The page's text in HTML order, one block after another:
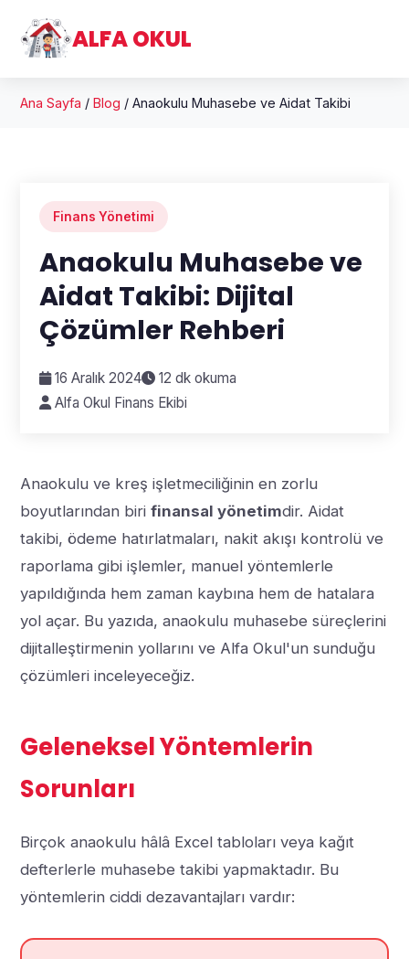
ALFA OKUL
Ana Sayfa /Blog /Anaokulu Muhasebe ve Aidat Takibi
Finans Yönetimi
Anaokulu Muhasebe ve
Aidat Takibi: Dijital
Çözümler Rehberi
16 Aralık 2024
12 dk okuma
Alfa Okul Finans Ekibi
Anaokulu ve kreş işletmeciliğinin en zorlu
boyutlarından birifinansal yönetimdir. Aidat
takibi, ödeme hatırlatmaları, nakit akışı kontrolü ve
raporlama gibi işlemler, manuel yöntemlerle
yapıldığında hem zaman kaybına hem de hatalara
yol açar. Bu yazıda, anaokulu muhasebe süreçlerini
dijitalleştirmenin yollarını ve Alfa Okul'un sunduğu
çözümleri inceleyeceğiz.
Geleneksel Yöntemlerin
Sorunları
Birçok anaokulu hâlâ Excel tabloları veya kağıt
defterlerle muhasebe takibi yapmaktadır. Bu
yöntemlerin ciddi dezavantajları vardır: